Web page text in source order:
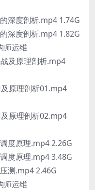
深度剖析.mp4 1.74G
深度剖析.mp4 1.82G
师运维
及原理剖析.mp4
原理剖析01.mp4
原理剖析02.mp4
度原理.mp4 2.26G
度原理.mp4 3.48G
测.mp4 2.46G
师运维